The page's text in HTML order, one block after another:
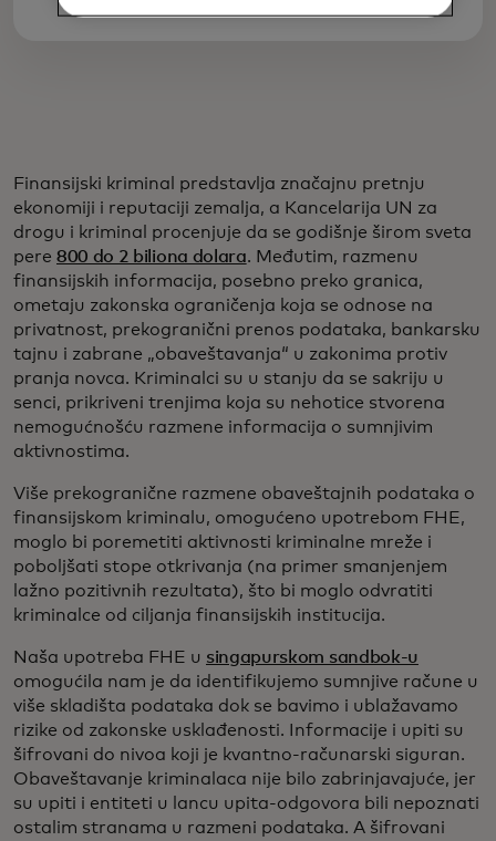
Finansijski kriminal predstavlja značajnu pretnju
ekonomiji i reputaciji zemalja, a Kancelarija UN za
drogu i kriminal procenjuje da se godišnje širom sveta
pere 800 do 2 biliona dolara. Međutim, razmenu
finansijskih informacija, posebno preko granica,
ometaju zakonska ograničenja koja se odnose na
privatnost, prekogranični prenos podataka, bankarsku
tajnu i zabrane „obaveštavanja“ u zakonima protiv
pranja novca. Kriminalci su u stanju da se sakriju u
senci, prikriveni trenjima koja su nehotice stvorena
nemogućnošću razmene informacija o sumnjivim
aktivnostima.
Više prekogranične razmene obaveštajnih podataka o
finansijskom kriminalu, omogućeno upotrebom FHE,
moglo bi poremetiti aktivnosti kriminalne mreže i
poboljšati stope otkrivanja (na primer smanjenjem
lažno pozitivnih rezultata), što bi moglo odvratiti
kriminalce od ciljanja finansijskih institucija.
Naša upotreba FHE u singapurskom sandbok-u
omogućila nam je da identifikujemo sumnjive račune u
više skladišta podataka dok se bavimo i ublažavamo
rizike od zakonske usklađenosti. Informacije i upiti su
šifrovani do nivoa koji je kvantno-računarski siguran.
Obaveštavanje kriminalaca nije bilo zabrinjavajuće, jer
su upiti i entiteti u lancu upita-odgovora bili nepoznati
ostalim stranama u razmeni podataka. A šifrovani